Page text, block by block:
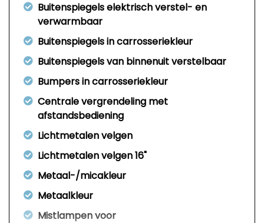
Buitenspiegels elektrisch verstel- en
verwarmbaar
Buitenspiegels in carrosseriekleur
Buitenspiegels van binnenuit verstelbaar
Bumpers in carrosseriekleur
Centrale vergrendeling met
afstandsbediening
Lichtmetalen velgen
Lichtmetalen velgen 16"
Metaal-/micakleur
Metaalkleur
Mistlampen voor